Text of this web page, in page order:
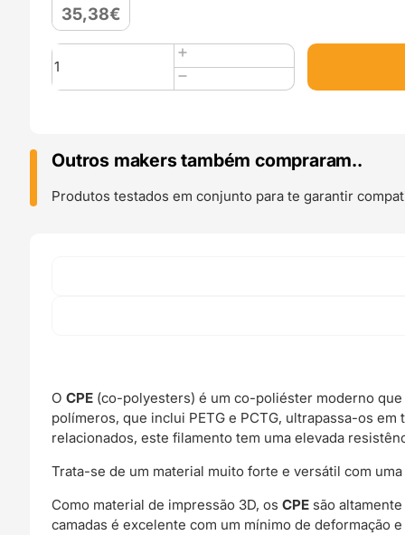
35,38€
Quantidade
de
CPE
Pure
Transparent
-
Outros makers também compraram..
Produtos testados em conjunto para te garantir
OCPE (co-polyesters) é um co-poliéster moderno
polímeros, que inclui PETG e PCTG, ultrapassa-os
relacionados, este filamento tem uma elevada
Trata-se de um material muito forte e versátil com
Como material de impressão 3D, osCPE são
camadas é excelente com um mínimo de deformação